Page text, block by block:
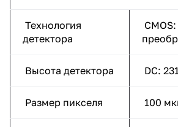
Технология
детектора
Высота детектора DC:
Размер пикселя 100